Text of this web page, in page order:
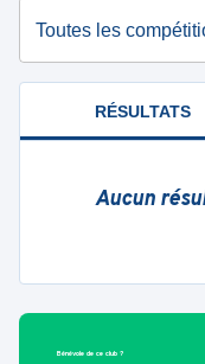
Toutes les
RÉSULTATS
Aucun
Bénévole de ce club ?